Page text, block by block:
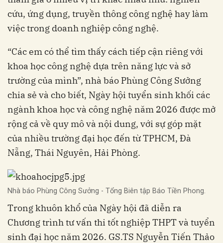
cứu, ứng dụng, truyền thông công nghệ hay làm
việc trong doanh nghiệp công nghệ.
“Các em có thể tìm thấy cách tiếp cận riêng với
khoa học công nghệ dựa trên năng lực và sở
trường của mình”, nhà báo Phùng Công Sưởng
chia sẻ và cho biết, Ngày hội tuyển sinh khối các
ngành khoa học và công nghệ năm 2026 được mở
rộng cả về quy mô và nội dung, với sự góp mặt
của nhiều trường đại học đến từ TPHCM, Đà
Nẵng, Thái Nguyên, Hải Phòng.
Nhà báo Phùng Công Sưởng - Tổng Biên tập Báo Tiền Phong.
Trong khuôn khổ của Ngày hội đã diễn ra
Chương trình tư vấn thi tốt nghiệp THPT và tuyển
sinh đại học năm 2026. GS.TS Nguyễn Tiến Thảo